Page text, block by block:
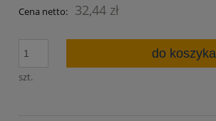
Cena netto: 32,44 zł
szt.
do koszyka